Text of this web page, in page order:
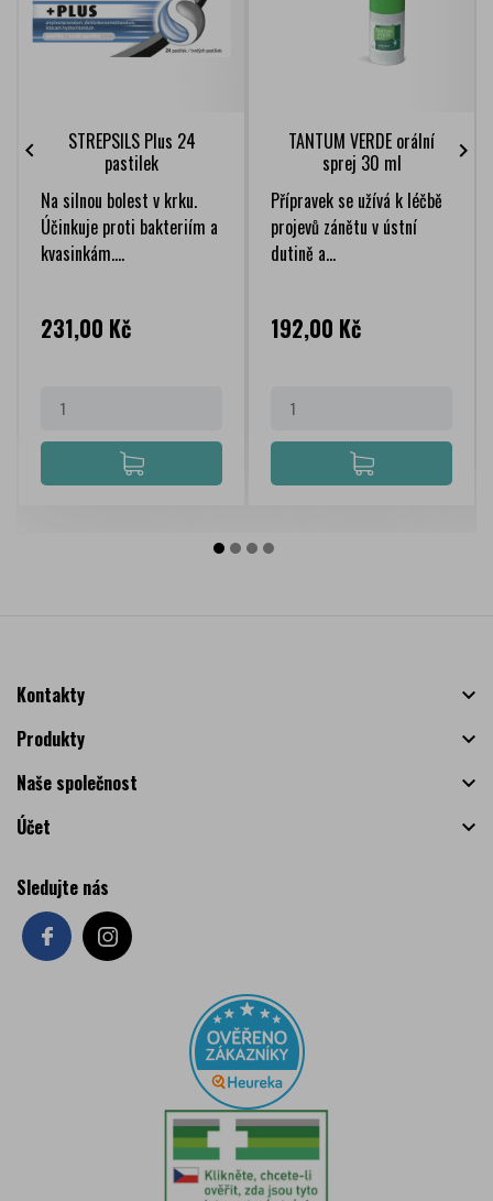
STREPSILS Plus 24
pastilek
Na silnou bolest v krku.
Účinkuje proti bakteriím a
kvasinkám....
Cena
231,00 Kč
TANTUM VERDE orální
sprej 30 ml
Přípravek se užívá k léčbě
projevů zánětu v ústní
dutině a...
Cena
192,00 Kč
 
Kontakty

Produkty

Naše společnost

Účet

Sledujte nás